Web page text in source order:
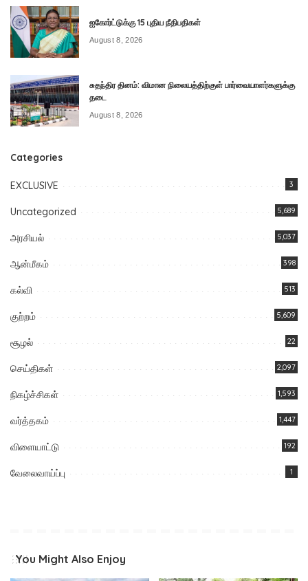
ஐகோர்ட்டுக்கு 15 புதிய நீதிபதிகள்
August 8, 2026
சுதந்திர தினம்: விமான நிலையத்திற்குள் பார்வையாளர்களுக்கு
தடை
August 8, 2026
Categories
EXCLUSIVE 3
Uncategorized 5,689
அரசியல் 5,037
ஆன்மீகம் 398
கல்வி 513
குற்றம் 5,609
சூழல் 22
செய்திகள் 2,097
நிகழ்ச்சிகள் 1,593
வர்த்தகம் 1,447
விளையாட்டு 192
வேலைவாய்ப்பு 1
You Might Also Enjoy